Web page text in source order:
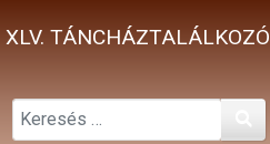
XLV.
Keresés